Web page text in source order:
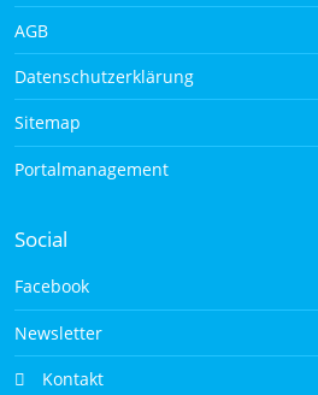
AGB
Datenschutzerklärung
Sitemap
Portalmanagement
Social
Facebook
Newsletter
Kontakt